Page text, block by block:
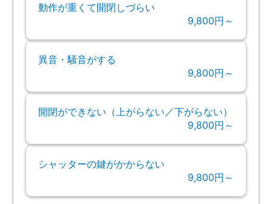
動作が重くて開閉しづらい
9,800円～
異音・騒音がする
9,800円～
開閉ができない（上がらない／下がらない）
9,800円～
シャッターの鍵がかからない
9,800円～